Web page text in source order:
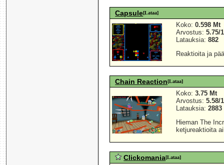
Capsule[Lataa]
Koko:0.598 Mt
Arvostus:5.75/
Latauksia:882
Reaktioita ja
Chain Reaction[Lataa]
Koko:3.75 Mt
Arvostus:5.58/
Latauksia:2883
Hieman The
ketjureaktioita
Clickomania[Lataa]